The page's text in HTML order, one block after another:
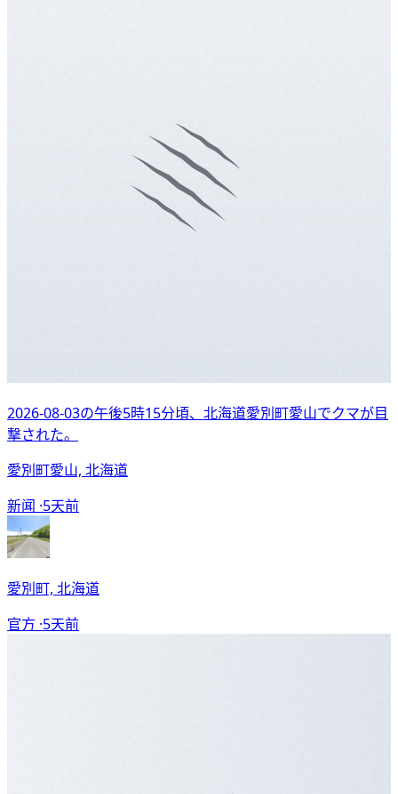
2026-08-03の午後5時15分頃、北海道愛別町愛山でクマが目
撃された。
愛別町愛山, 北海道
新闻 ·5天前
愛別町, 北海道
官方 ·5天前